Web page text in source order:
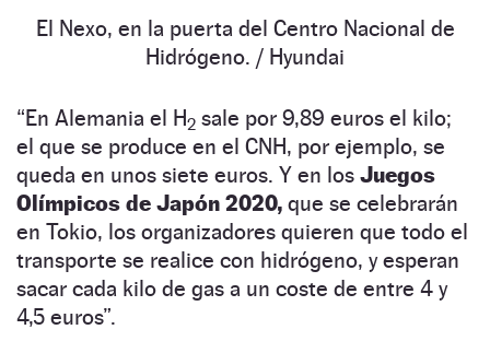
El Nexo, en la puerta del Centro Nacional de
Hidrógeno. / Hyundai
“En Alemania el H2 sale por 9,89 euros el kilo;
el que se produce en el CNH, por ejemplo, se
queda en unos siete euros. Y en los Juegos
Olímpicos de Japón 2020, que se celebrarán
en Tokio, los organizadores quieren que todo el
transporte se realice con hidrógeno, y esperan
sacar cada kilo de gas a un coste de entre 4 y
4,5 euros”.